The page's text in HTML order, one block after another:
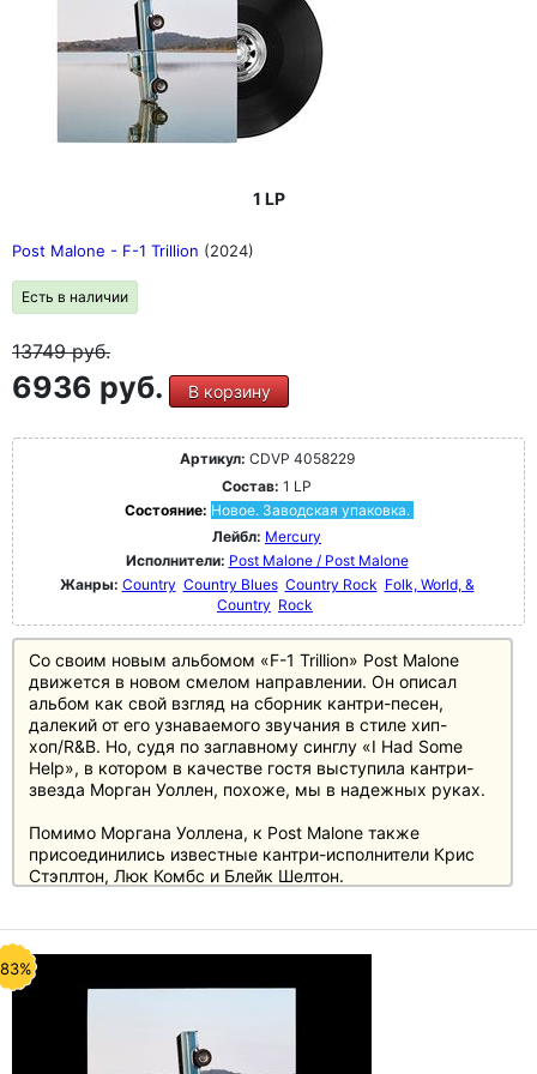
1 LP
Post Malone - F-1 Trillion (2024)
Есть в наличии
13749руб.
6936 руб. В корзину
Артикул: CDVP 4058229
Состав: 1 LP
Состояние: Новое. Заводская упаковка.
Лейбл: Mercury
Исполнители: Post Malone / Post Malone
Жанры: Country Country Blues Country Rock Folk, World, &
Country Rock
Со своим новым альбомом «F-1 Trillion» Post Malone
движется в новом смелом направлении. Он описал
альбом как свой взгляд на сборник кантри-песен,
далекий от его узнаваемого звучания в стиле хип-
хоп/R&B. Но, судя по заглавному синглу «I Had Some
Help», в котором в качестве гостя выступила кантри-
звезда Морган Уоллен, похоже, мы в надежных руках.
Помимо Моргана Уоллена, к Post Malone также
присоединились известные кантри-исполнители Крис
Стэплтон, Люк Комбс и Блейк Шелтон.